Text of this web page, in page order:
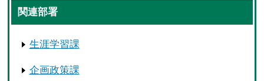
関連部署
生涯学習課
企画政策課